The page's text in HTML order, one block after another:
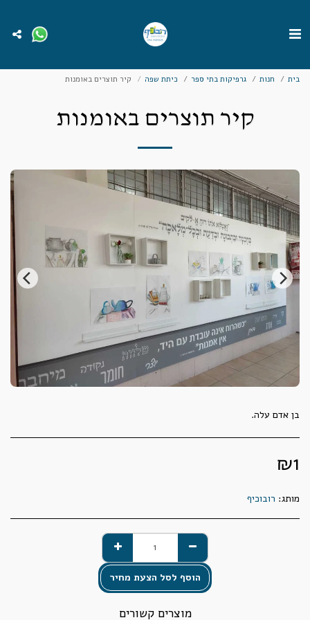
בית חנות גרפיקות בתי ספר כיתת שפה קיר תוצרים באומנות
קיר תוצרים באומנות
בן אדם עלה.
₪1
מותג: רובוכיף
הוסף לסל הצעת מחיר
מוצרים קשורים